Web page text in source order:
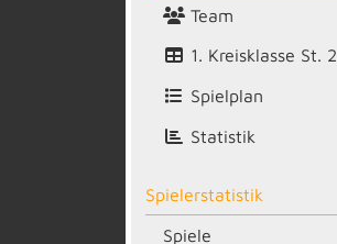
Team
1. Kreisklasse St. 2
Spielplan
Statistik
Spielerstatistik
Spiele